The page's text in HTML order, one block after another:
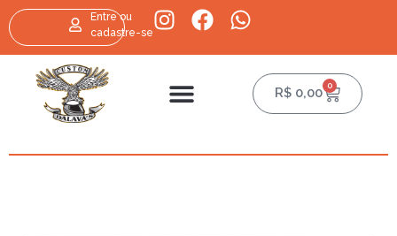
Entre ou
cadastre-se
R$ 0,00 0